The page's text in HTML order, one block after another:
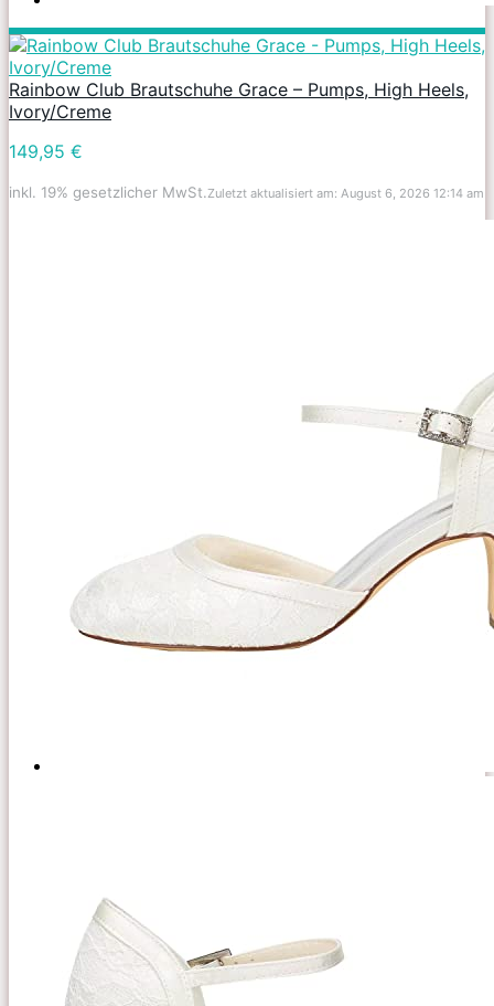
Rainbow Club Brautschuhe Grace – Pumps, High Heels,
Ivory/Creme
149,95 €
inkl. 19% gesetzlicher MwSt.Zuletzt aktualisiert am: August 6, 2026 12:14 am